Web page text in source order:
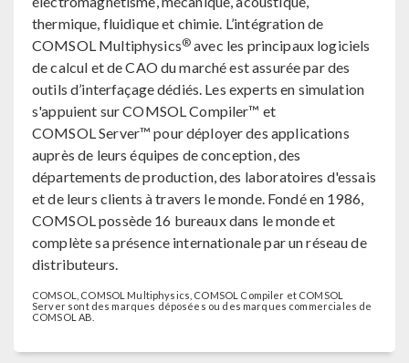
thermique, fluidique et chimie. L’intégration de
COMSOL Multiphysics® avec les principaux logiciels
de calcul et de CAO du marché est assurée par des
outils d’interfaçage dédiés. Les experts en simulation
s'appuient sur COMSOL Compiler™ et
COMSOL Server™ pour déployer des applications
auprès de leurs équipes de conception, des
départements de production, des laboratoires d'essais
et de leurs clients à travers le monde. Fondé en 1986,
COMSOL possède 16 bureaux dans le monde et
complète sa présence internationale par un réseau de
distributeurs.
COMSOL, COMSOL Multiphysics, COMSOL Compiler et COMSOL
Server sont des marques déposées ou des marques commerciales de
COMSOL AB.